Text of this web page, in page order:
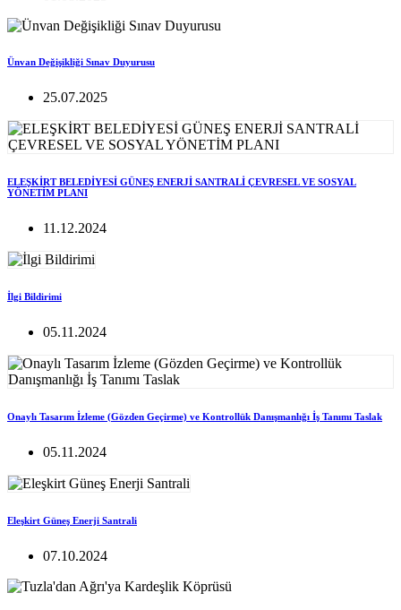
Ünvan Değişikliği Sınav Duyurusu
25.07.2025
ELEŞKİRT BELEDİYESİ GÜNEŞ ENERJİ SANTRALİ ÇEVRESEL VE SOSYAL
YÖNETİM PLANI
11.12.2024
İlgi Bildirimi
05.11.2024
Onaylı Tasarım İzleme (Gözden Geçirme) ve Kontrollük Danışmanlığı İş Tanımı Taslak
05.11.2024
Eleşkirt Güneş Enerji Santrali
07.10.2024